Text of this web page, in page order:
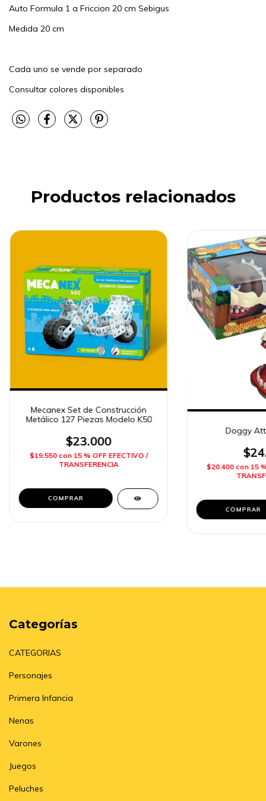
Auto Formula 1 a Friccion 20 cm Sebigus
Medida 20 cm
Cada uno se vende por separado
Consultar colores disponibles
Productos relacionados
Mecanex Set de Construcción
Metálico 127 Piezas Modelo K50
$23.000
$19.550 con 15 % OFF EFECTIVO /
TRANSFERENCIA
Doggy
$20.400 con 15
Categorías
CATEGORIAS
Personajes
Primera Infancia
Nenas
Varones
Juegos
Peluches